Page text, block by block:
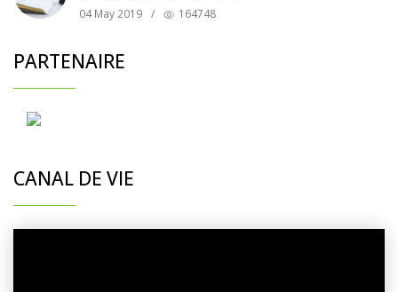
04 May 2019 / 164748
PARTENAIRE
CANAL DE VIE